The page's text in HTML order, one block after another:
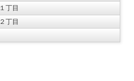
丁目
丁目